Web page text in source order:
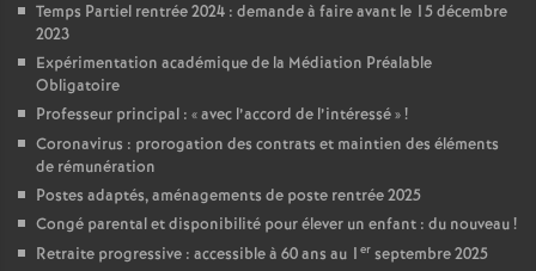
Temps Partiel rentrée 2024 : demande à faire avant le 15 décembre
2023
Expérimentation académique de la Médiation Préalable
Obligatoire
Professeur principal : «avec l’accord de l’intéressé»!
Coronavirus : prorogation des contrats et maintien des éléments
de rémunération
Postes adaptés, aménagements de poste rentrée 2025
Congé parental et disponibilité pour élever un enfant : du nouveau!
Retraite progressive : accessible à 60 ans au 1 er septembre 2025